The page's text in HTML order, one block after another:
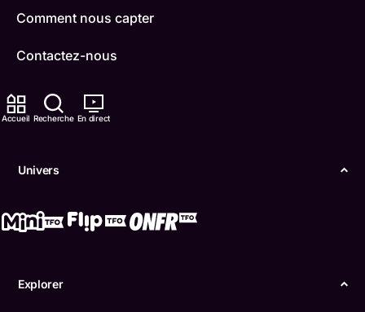
Accueil Recherche En direct
Univers
Explorer
Comment nous capter
Contactez-nous
ONFR
Boukili
Confidentialité